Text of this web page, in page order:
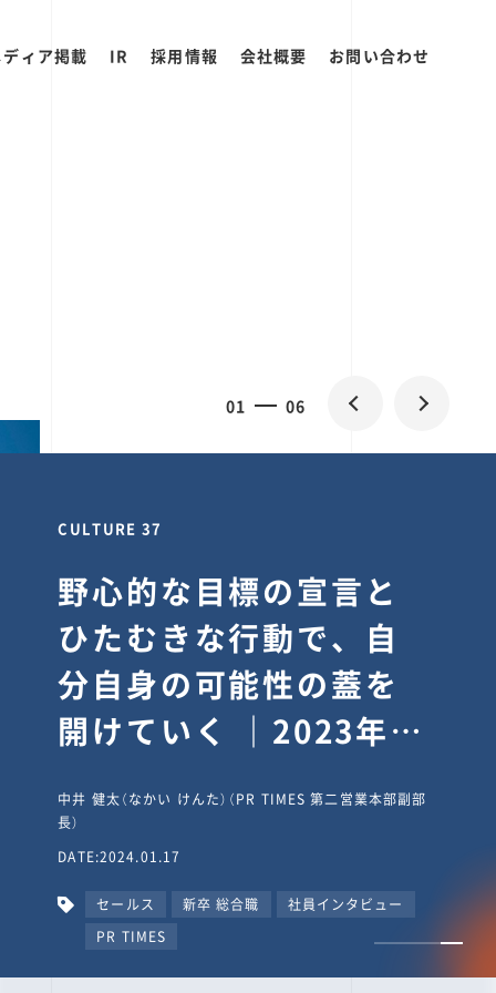
ィア掲載 IR 採用情報 会社概要 お問い合わせ
0 06